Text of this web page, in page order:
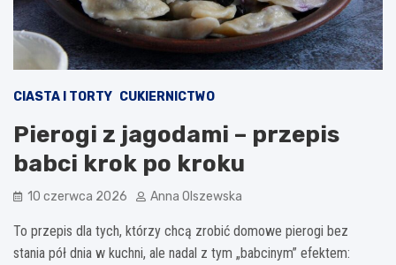
CIASTA I TORTY CUKIERNICTWO
Pierogi z jagodami – przepis
babci krok po kroku
10 czerwca 2026 Anna Olszewska
To przepis dla tych, którzy chcą zrobić domowe pierogi bez
stania pół dnia w kuchni, ale nadal z tym „babcinym” efektem: